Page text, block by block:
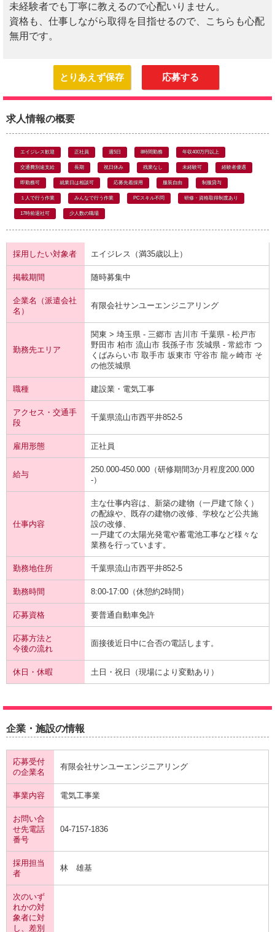
未経験者でも丁寧に教えるので心配いりません。
資格も、仕事しながら取得を目指せるので、こちらも心配
無用です。
とりあえず保存 応募する
求人情報の概要
エイジレス歓迎 正社員 週5日 8時間勤務 年収400万円以上
交通費別途支給 長期 祝日休み 残業なし 未経験可 経験者優遇
即勤務可 就業日は相談可 応募先着採用 服装自由 制服貸与
１人で行う作業 みんなで行う作業 PCスキル不問 研修・資格取得制度あり
17時前退社可 少人数の職場
採用したい対象者 エイジレス（満35歳以上）
掲載期間 随時募集中
企業名（派遣会社
名）
有限会社サンユーエンジニアリング
勤務先エリア
関東 > 埼玉県 - 三郷市 吉川市 千葉県 - 松戸市
野田市 柏市 流山市 我孫子市 茨城県 - 常総市 つ
くばみらい市 取手市 坂東市 守谷市 龍ヶ崎市 そ
の他茨城県
職種 建設業・電気工事
アクセス・交通手
段
千葉県流山市西平井852-5
雇用形態 正社員
給与
250.000-450.000（研修期間3か月程度200.000
-）
仕事内容
主な仕事内容は、新築の建物（一戸建て除く）
の配線や、既存の建物の改修、学校など公共施
設の改修、
一戸建ての太陽光発電や蓄電池工事など様々な
業務を行っています。
勤務地住所 千葉県流山市西平井852-5
勤務時間 8:00-17:00（休憩約2時間）
応募資格 要普通自動車免許
応募方法と
今後の流れ
面接後近日中に合否の電話します。
休日・休暇 土日・祝日（現場により変動あり）
企業・施設の情報
応募受付
の企業名
有限会社サンユーエンジニアリング
事業内容 電気工事業
お問い合
せ先電話
番号
04-7157-1836
採用担当
者
林 雄基
次のいず
れかの対
象者に対
し、差別